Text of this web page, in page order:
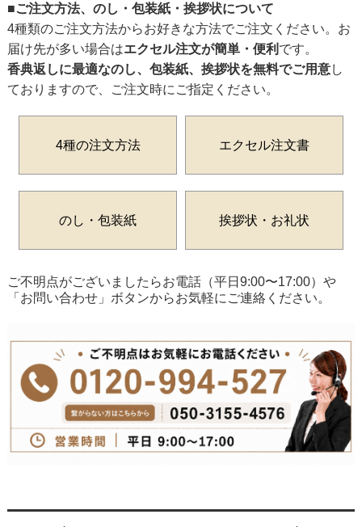
■ご注文方法、のし・包装紙・挨拶状について
4種類のご注文方法からお好きな方法でご注文ください。お
届け先が多い場合はエクセル注文が簡単・便利 です。
香典返しに最適なのし、包装紙、挨拶状を無料でご用意し
ておりますので、ご注文時にご指定ください。
4種の注文方法 エクセル注文書
のし・包装紙 挨拶状・お礼状
ご不明点がございましたらお電話（平日9:00〜17:00）や
「お問い合わせ」ボタンからお気軽にご連絡ください。